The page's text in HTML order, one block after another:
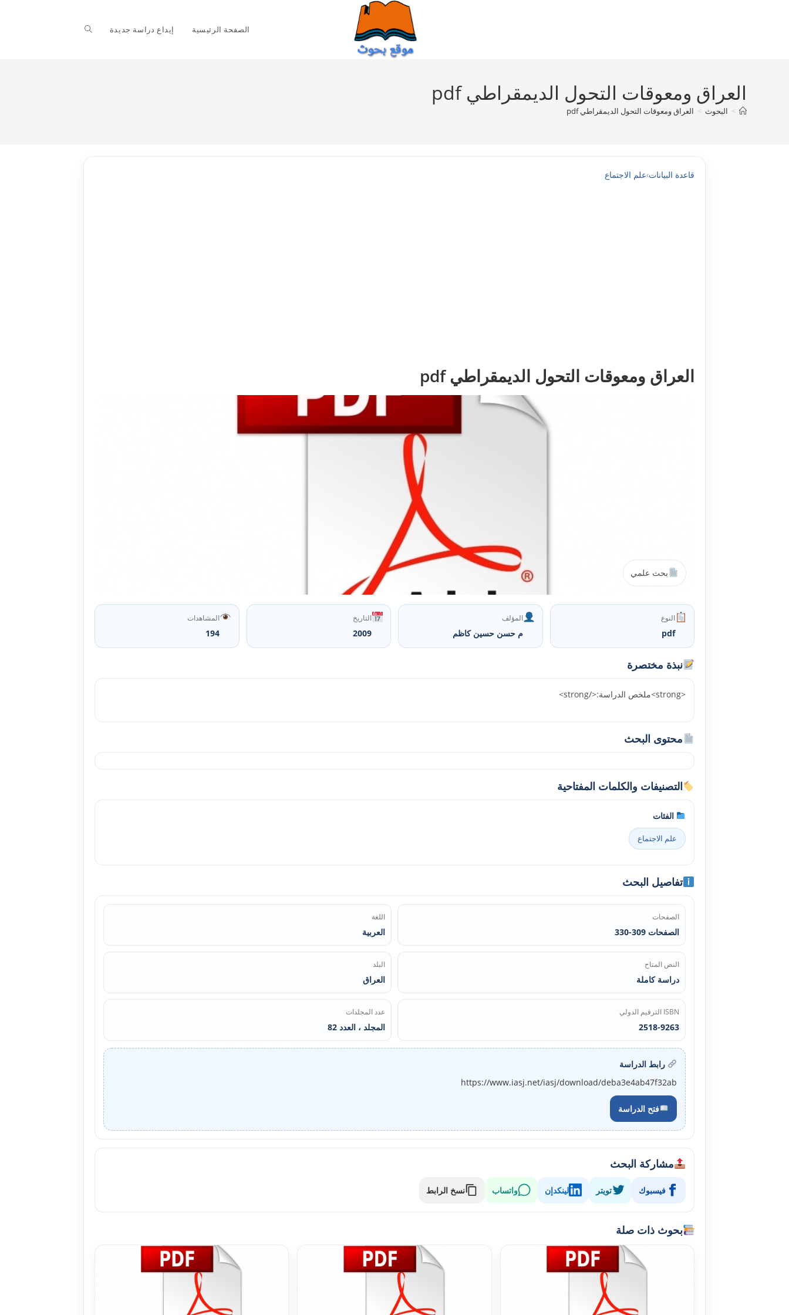
الصفحة الرئيسية إيداع دراسة جديدة Toggle
العراق ومعوقات التحول الديمقراطي pdf
> البحوث > العراق ومعوقات التحول الديمقراطي pdf
قاعدة البيانات›علم الاجتماع
العراق ومعوقات التحول الديمقراطي pdf
بحث علمي
النوع
pdf
المؤلف
م حسن حسين كاظم
التاريخ
2009
المشاهدات
194
نبذة مختصرة
<strong>ملخص الدراسة:</strong>
محتوى البحث
التصنيفات والكلمات المفتاحية
الفئات
علم الاجتماع
تفاصيل البحث
الصفحات
الصفحات 309-330
اللغة
العربية
النص المتاح
دراسة كاملة
البلد
العراق
ISBN الترقيم الدولي
2518-9263
عدد المجلدات
المجلد ، العدد 82
رابط الدراسة
https://www.iasj.net/iasj/download/deba3e4ab47f32ab
فتح الدراسة
مشاركة البحث
فيسبوك تويتر لينكدإن واتساب نسخ الرابط
بحوث ذات صلة